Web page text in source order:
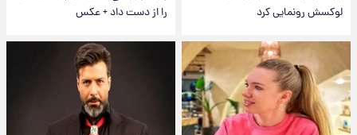
لوکسش رونمایی کرد
را از دست داد + عکس